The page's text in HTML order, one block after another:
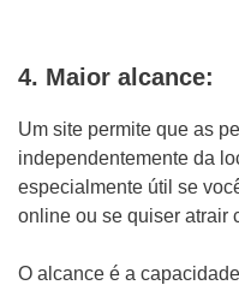
4. Maior alcance:
Um site permite que as
independentemente da
especialmente útil se
online ou se quiser atrair
O alcance é a